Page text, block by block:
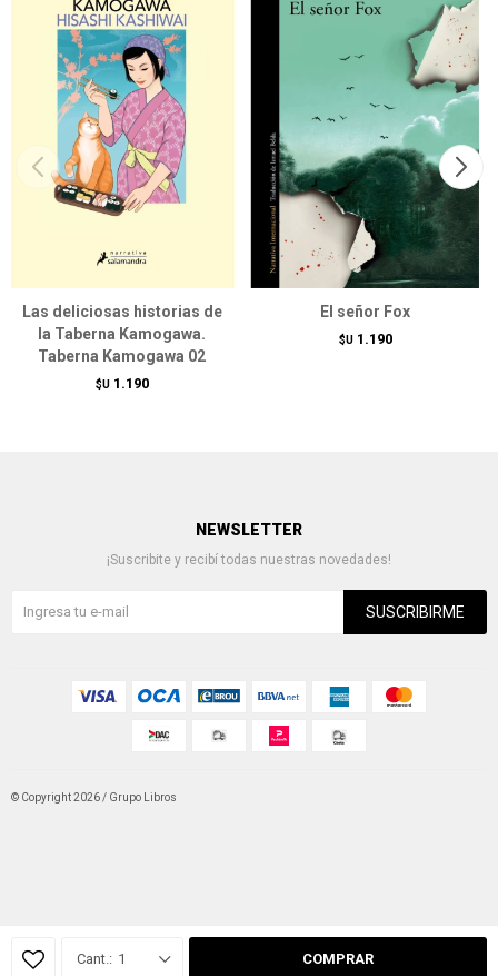
1 COMPRAR
Las deliciosas historias de
la Taberna Kamogawa.
Taberna Kamogawa 02
$U 1.190
El señor Fox
$U 1.190
NEWSLETTER
¡Suscribite y recibí todas nuestras novedades!
SUSCRIBIRME
© Copyright 2026 / Grupo Libros